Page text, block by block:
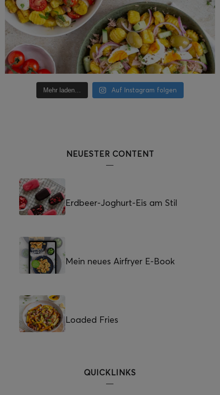
Mehr laden… Auf Instagram folgen
NEUESTER CONTENT
Erdbeer-Joghurt-Eis am Stil
Mein neues Airfryer E-Book
Loaded Fries
QUICKLINKS